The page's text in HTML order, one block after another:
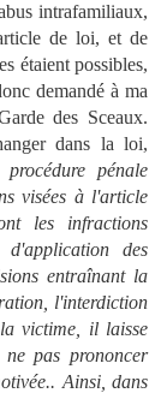
intrafamiliaux,
de loi, et de
étaient possibles,
demandé à ma
des Sceaux.
dans la loi,
pénale
visées à l'article
les infractions
des
entraînant la
l'interdiction
victime, il laisse
pas prononcer
Ainsi, dans